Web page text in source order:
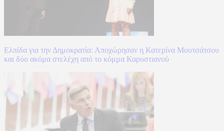
Ελπίδα για την Δημοκρατία: Αποχώρησαν η Κατερίνα Μουτσάτσου
και δύο ακόμα στελέχη από το κόμμα Καρυστιανού